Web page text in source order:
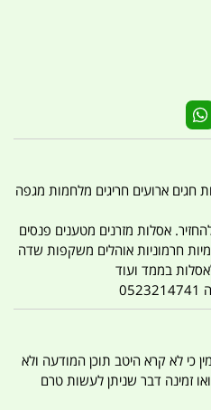
שבתות חגים ארועים חריגים מלחמות מגפה
אסלות מזרנים מטענים פנסים
חרמוניות אוהלים משקפות שדה
בממד ועוד
כי לא קרא היטב תוכן המודעה ולא
זמינה דבר שניתן לעשות טרם